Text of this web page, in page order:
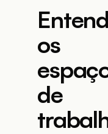
os
de